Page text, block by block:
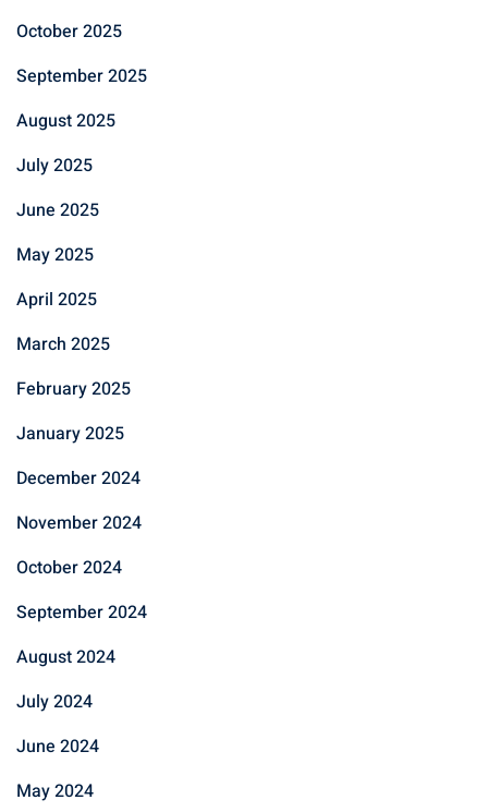
October 2025
September 2025
August 2025
July 2025
June 2025
May 2025
April 2025
March 2025
February 2025
January 2025
December 2024
November 2024
October 2024
September 2024
August 2024
July 2024
June 2024
May 2024